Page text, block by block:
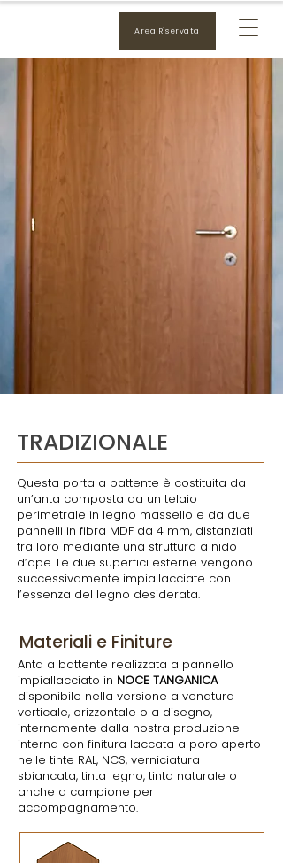
Area Riservata
TRADIZIONALE
Questa porta a battente è costituita da
un’anta composta da un telaio
perimetrale in legno massello e da due
pannelli in fibra MDF da 4 mm, distanziati
tra loro mediante una struttura a nido
d’ape. Le due superfici esterne vengono
successivamente impiallacciate con
l’essenza del legno desiderata.
Materiali e Finiture
Anta a battente realizzata a pannello
impiallacciato in NOCE TANGANICA
disponibile nella versione a venatura
verticale, orizzontale o a disegno,
internamente dalla nostra produzione
interna con finitura laccata a poro aperto
nelle tinte RAL, NCS, verniciatura
sbiancata, tinta legno, tinta naturale o
anche a campione per
accompagnamento.